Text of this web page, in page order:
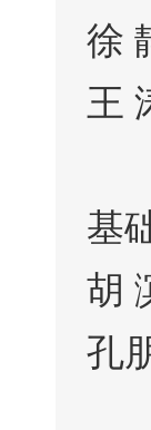
徐
王
基
胡
孔